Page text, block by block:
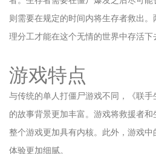
则需要在规定的时间内将生存者救出
理分工才能在这个无情的世界中存活下
游戏特点
与传统的单人打僵尸游戏不同，《联手
的故事背景更加丰富。游戏将救援者
整个游戏更加具有内核。此外，游戏
体验更加细腻。